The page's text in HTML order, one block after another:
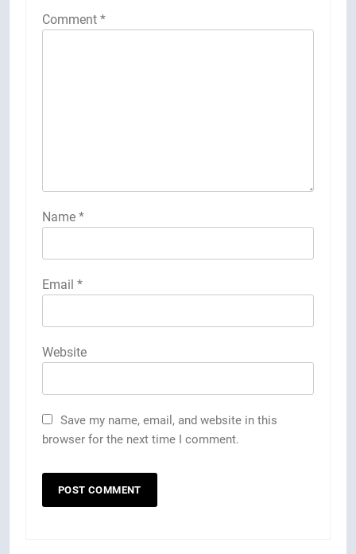
Comment *
Name *
Email *
Website
Save my name, email, and website in this
browser for the next time I comment.